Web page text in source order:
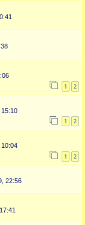
1 2
15:10
1 2
10:04
1 2
22:56